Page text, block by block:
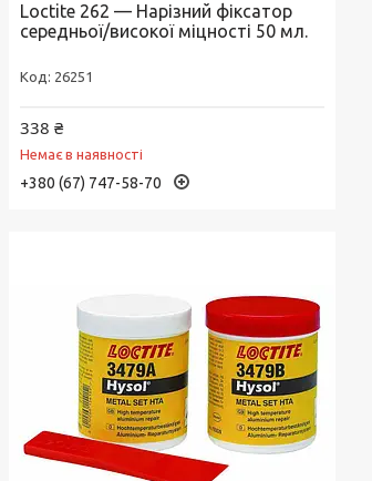
Loctite 262 — Нарізний фіксатор
середньої/високої міцності 50 мл.
26251
338 ₴
Немає в наявності
+380 (67) 747-58-70